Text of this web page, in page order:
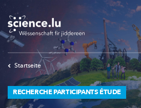
Skip
main
content
Startseite
RECHERCHE PARTICIPANTS ÉTUDE